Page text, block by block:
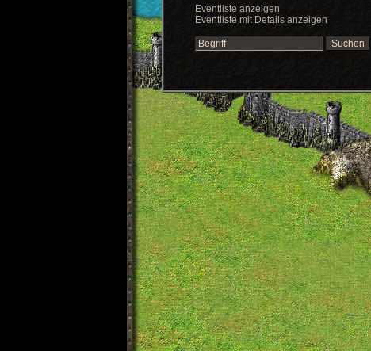
Eventliste anzeigen
Eventliste mit Details anzeigen